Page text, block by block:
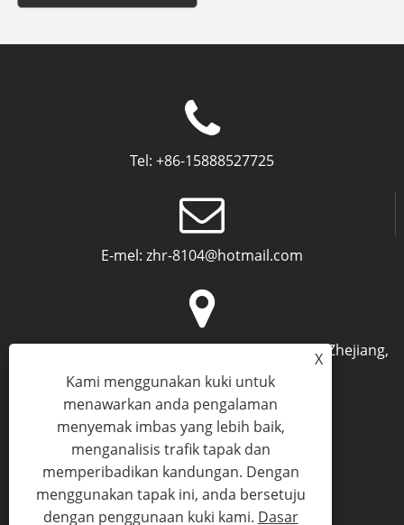
Tel: +86-15888527725
E-mel: zhr-8104@hotmail.com
Alamat:Tingkat 2, Nanbang Mingzuo, Ningbo, Zhejiang,
China
Sitemap RSS XML Dasar Privasi
X
Kami menggunakan kuki untuk
menawarkan anda pengalaman
menyemak imbas yang lebih baik,
menganalisis trafik tapak dan
memperibadikan kandungan. Dengan
menggunakan tapak ini, anda bersetuju
dengan penggunaan kuki kami. Dasar